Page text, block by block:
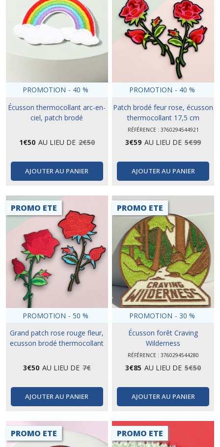
PROMOTION - 40 %
Écusson thermocollant arc-en-
ciel, patch brodé
1€50 AU LIEU DE 2€50
AJOUTER AU PANIER
PROMOTION - 40 %
Patch brodé feur rose, écusson
thermocollant 17,5 cm
RÉFÉRENCE : 3760294544921
3€59 AU LIEU DE 5€99
AJOUTER AU PANIER
PROMO ETE
PROMOTION - 50 %
Grand patch rose rouge fleur,
ecusson brodé thermocollant
3€50 AU LIEU DE 7€
AJOUTER AU PANIER
PROMO ETE
PROMOTION - 30 %
Écusson forêt Craving
Wilderness
RÉFÉRENCE : 3760294544280
3€85 AU LIEU DE 5€50
AJOUTER AU PANIER
PROMO ETE PROMO ETE